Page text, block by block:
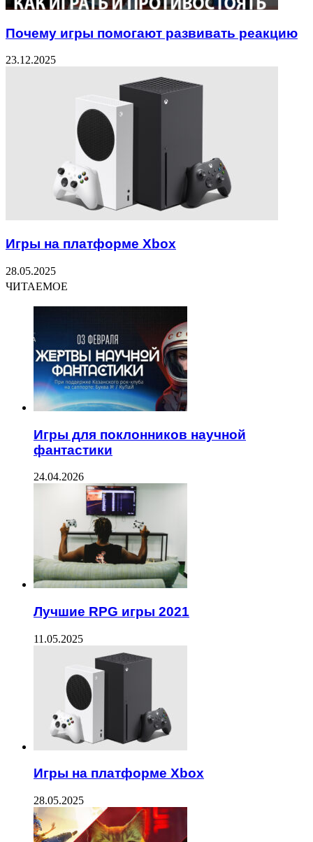
Почему игры помогают развивать реакцию
23.12.2025
Игры на платформе Xbox
28.05.2025
ЧИТАЕМОЕ
Игры для поклонников научной
фантастики
24.04.2026
Лучшие RPG игры 2021
11.05.2025
Игры на платформе Xbox
28.05.2025